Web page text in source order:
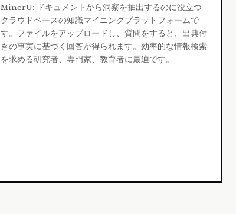
MinerU: ドキュメントから洞察を抽出するのに役立つ
クラウドベースの知識マイニングプラットフォームで
す。ファイルをアップロードし、質問をすると、出典付
きの事実に基づく回答が得られます。効率的な情報検索
を求める研究者、専門家、教育者に最適です。